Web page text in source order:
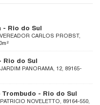
- Rio do Sul
VEREADOR CARLOS PROBST,
Sul, Santa Catarina, Brasil
m²
Rio do Sul
JARDIM PANORAMA, 12, 89165-
Catarina, Brasil
- Rio do Sul
PATRICIO NOVELETTO, 89164-550,